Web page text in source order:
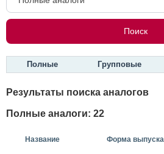
Полные Групповые
Результаты поиска аналогов
Полные аналоги: 22
Название Форма выпуска